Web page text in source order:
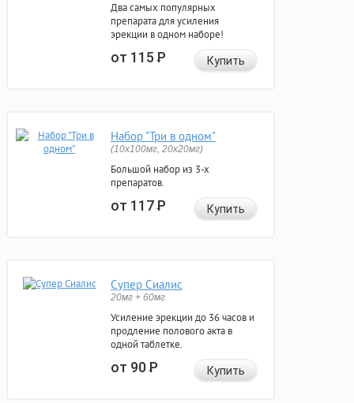
Два самых популярных
препарата для усиления
эрекции в одном наборе!
от 115Р Купить
Набор "Три в одном"
(10x100мг, 20x20мг)
Большой набор из 3-х
препаратов.
от 117Р Купить
Супер Сиалис
20мг + 60мг
Усиление эрекции до 36 часов и
продление полового акта в
одной таблетке.
от 90Р Купить